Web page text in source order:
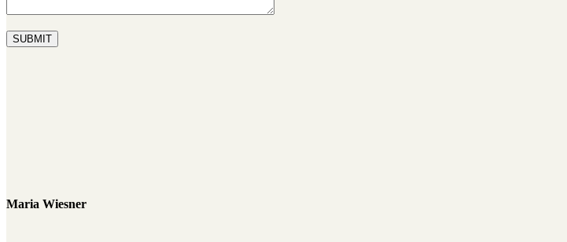
SUBMIT
Maria Wiesner